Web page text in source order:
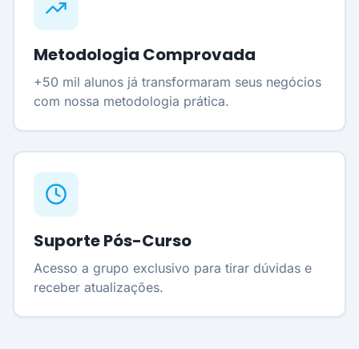
Metodologia Comprovada
+50 mil alunos já transformaram seus negócios
com nossa metodologia prática.
Suporte Pós-Curso
Acesso a grupo exclusivo para tirar dúvidas e
receber atualizações.